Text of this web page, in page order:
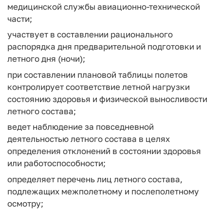
медицинской службы авиационно-технической
части;
участвует в составлении рационального
распорядка дня предварительной подготовки и
летного дня (ночи);
при составлении плановой таблицы полетов
контролирует соответствие летной нагрузки
состоянию здоровья и физической выносливости
летного состава;
ведет наблюдение за повседневной
деятельностью летного состава в целях
определения отклонений в состоянии здоровья
или работоспособности;
определяет перечень лиц летного состава,
подлежащих межполетному и послеполетному
осмотру;